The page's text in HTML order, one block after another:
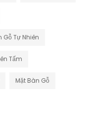
Gỗ Tự Nhiên
Tấm
Mặt Bàn Gỗ